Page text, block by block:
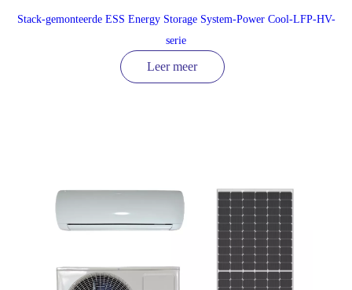
Stack-gemonteerde ESS Energy Storage System-Power Cool-LFP-HV-
serie
Leer meer